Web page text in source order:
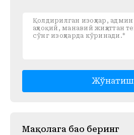
Жўнатиш
Mақолага баҳо беринг